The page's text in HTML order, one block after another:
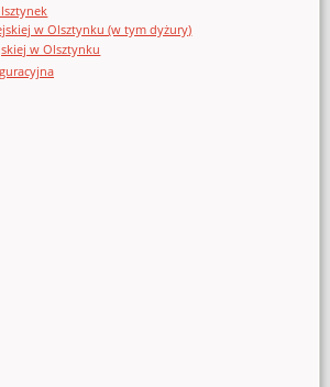
w Olsztynku (w tym dyżury)
w Olsztynku